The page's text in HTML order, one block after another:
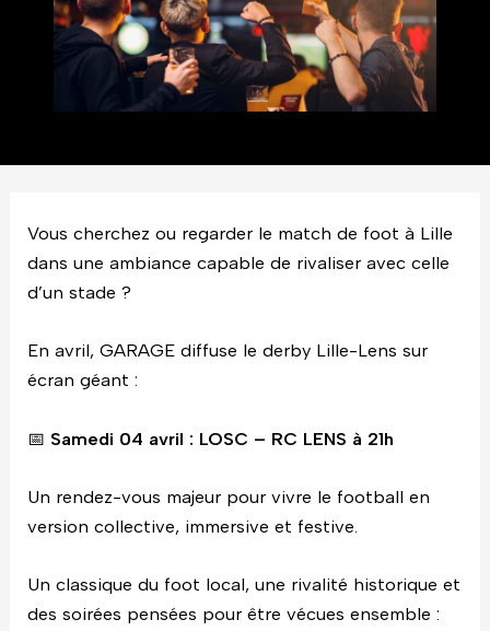
Vous cherchez ou regarder le match de foot à Lille
dans une ambiance capable de rivaliser avec celle
d’un stade ?
En avril, GARAGE diffuse le derby Lille-Lens sur
écran géant :
📅 Samedi 04 avril : LOSC – RC LENS à 21h
Un rendez-vous majeur pour vivre le football en
version collective, immersive et festive.
Un classique du foot local, une rivalité historique et
des soirées pensées pour être vécues ensemble :